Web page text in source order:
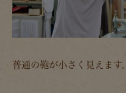
普通の鞄が小さく見えます。